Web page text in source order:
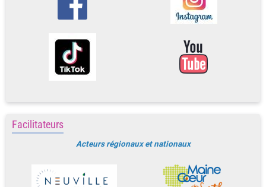
Facilitateurs
Acteurs régionaux et nationaux